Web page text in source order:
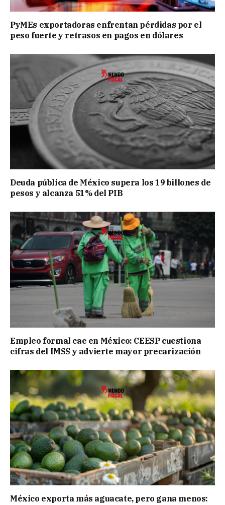
PyMEs exportadoras enfrentan pérdidas por el
peso fuerte y retrasos en pagos en dólares
Deuda pública de México supera los 19 billones de
pesos y alcanza 51% del PIB
Empleo formal cae en México: CEESP cuestiona
cifras del IMSS y advierte mayor precarización
México exporta más aguacate, pero gana menos: